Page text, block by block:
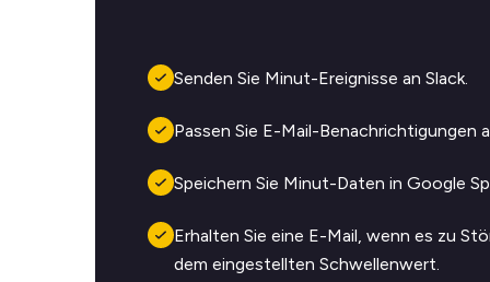
Senden Sie Minut-Ereignisse an Slack.
Passen Sie E-Mail-Benachrichtigungen
Speichern Sie Minut-Daten in Google
Erhalten Sie eine E-Mail, wenn es zu
dem eingestellten Schwellenwert.